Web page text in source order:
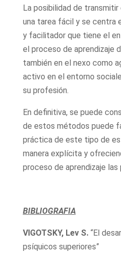
La posibilidad de
una tarea fácil y se centra
y facilitador que tiene el
el proceso de aprendizaje
también en el nexo como
activo en el entorno
su profesión.
En definitiva, se puede
de estos métodos puede
práctica de este tipo de
manera explícita y
proceso de aprendizaje las
BIBLIOGRAFIA
VIGOTSKY, Lev S.“El
psíquicos superiores”